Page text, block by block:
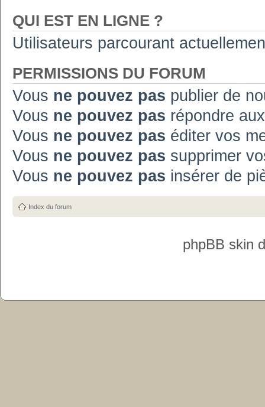
QUI EST EN LIGNE ?
Utilisateurs parcourant
PERMISSIONS DU FORUM
Vous ne pouvez pas publier de
Vous ne pouvez pas répondre
Vous ne pouvez pas éditer vos
Vous ne pouvez pas supprimer
Vous ne pouvez pas insérer de
Index du forum
phpBB skin